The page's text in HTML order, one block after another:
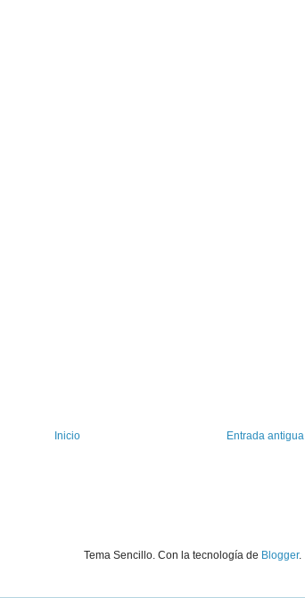
Entrada antigua
Inicio
Tema Sencillo. Con la tecnología de Blogger.